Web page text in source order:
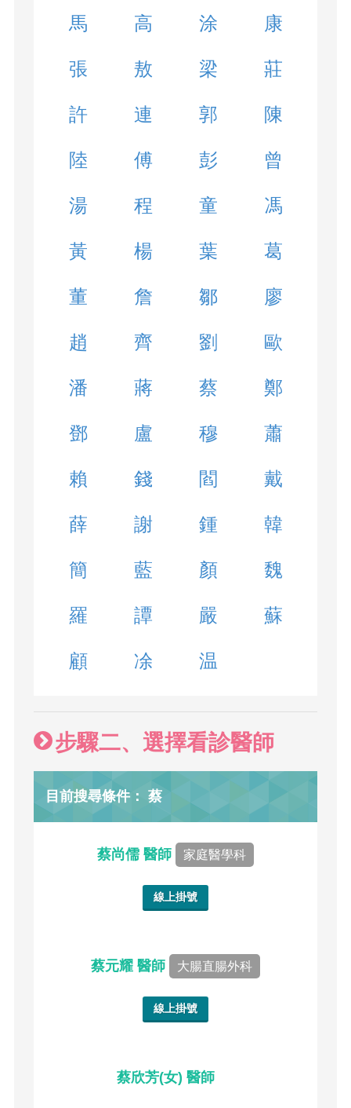
馬 高 涂 康
張 敖 梁 莊
許 連 郭 陳
陸 傅 彭 曾
湯 程 童 馮
黃 楊 葉 葛
董 詹 鄒 廖
趙 齊 劉 歐
潘 蔣 蔡 鄭
鄧 盧 穆 蕭
賴 錢 閻 戴
薛 謝 鍾 韓
簡 藍 顏 魏
羅 譚 嚴 蘇
顧 凃 温
步驟二、選擇看診醫師
目前搜尋條件： 蔡
蔡尚儒 醫師 家庭醫學科
線上掛號
蔡元耀 醫師 大腸直腸外科
線上掛號
蔡欣芳(女) 醫師